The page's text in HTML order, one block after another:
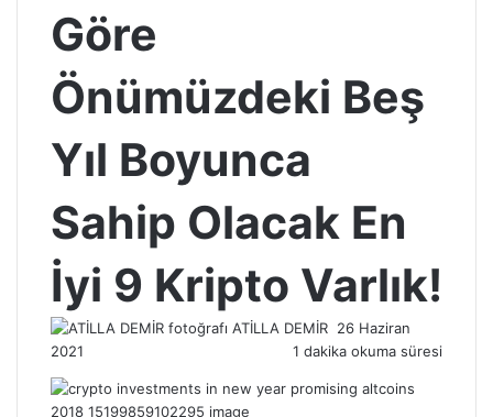
Göre
Önümüzdeki Beş
Yıl Boyunca
Sahip Olacak En
İyi 9 Kripto Varlık!
ATİLLA DEMİR Bir
e-
göndermek
26 Haziran
2021
1 dakika okuma süresi